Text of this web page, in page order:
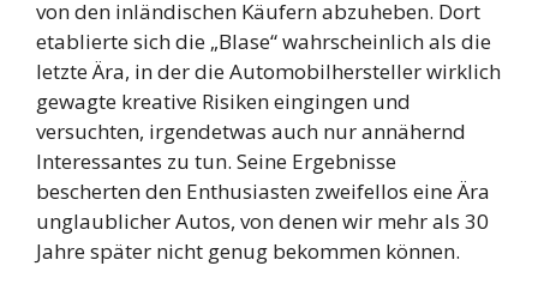
von den inländischen Käufern abzuheben. Dort
etablierte sich die „Blase“ wahrscheinlich als die
letzte Ära, in der die Automobilhersteller wirklich
gewagte kreative Risiken eingingen und
versuchten, irgendetwas auch nur annähernd
Interessantes zu tun. Seine Ergebnisse
bescherten den Enthusiasten zweifellos eine Ära
unglaublicher Autos, von denen wir mehr als 30
Jahre später nicht genug bekommen können.